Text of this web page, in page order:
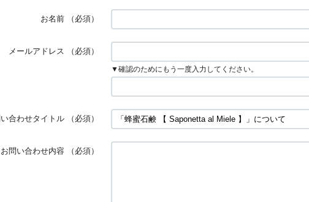
お名前 （必須）
メールアドレス （必須）
▼確認のためにもう一度入力してください。
合わせタイトル （必須）
お問い合わせ内容 （必須）